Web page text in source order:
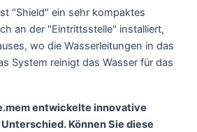
"Shield" ein sehr kompaktes
an der "Eintrittsstelle" installiert,
wo die Wasserleitungen in das
System reinigt das Wasser für das
entwickelte innovative
Können Sie diese